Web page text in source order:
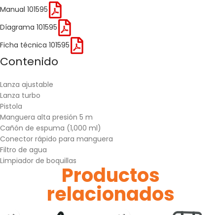
Manual 101595
Díagrama 101595
Ficha técnica 101595
Contenido
Lanza ajustable
Lanza turbo
Pistola
Manguera alta presión 5 m
Cañón de espuma (1,000 ml)
Conector rápido para manguera
Filtro de agua
Limpiador de boquillas
Productos
relacionados